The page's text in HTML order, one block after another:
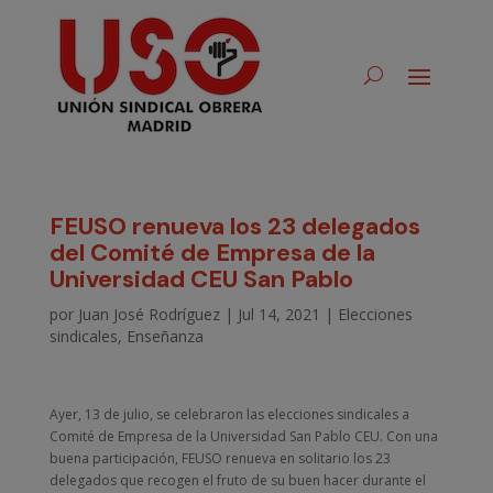
FEUSO renueva los 23 delegados
del Comité de Empresa de la
Universidad CEU San Pablo
por Juan José Rodríguez| Jul 14, 2021 | Elecciones
sindicales, Enseñanza
Ayer, 13 de julio, se celebraron las elecciones sindicales a
Comité de Empresa de la Universidad San Pablo CEU. Con una
buena participación, FEUSO renueva en solitario los 23
delegados que recogen el fruto de su buen hacer durante el